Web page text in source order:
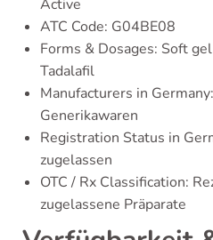
Active
ATC Code: G04BE08
Forms & Dosages: Soft
Tadalafil
Manufacturers in
Generikawaren
Registration Status in
zugelassen
OTC / Rx Classification:
zugelassene Präparate